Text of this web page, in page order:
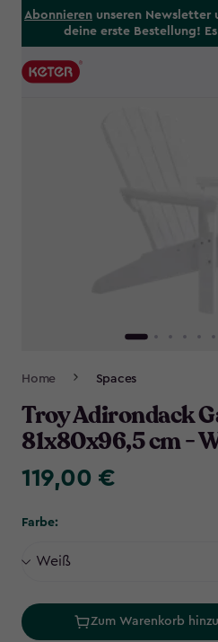
Abonnieren unseren Newsletter
deine erste Bestellung!
Main
Home Spaces
Troy Adirondack
81x80x96,5 cm -
119,00
119,00 €
Farbe:
Zum Warenkorb